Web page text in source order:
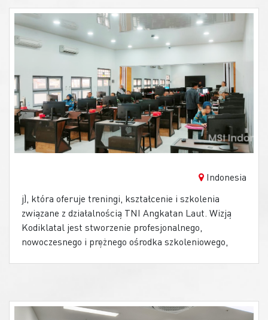
Indonesia
j), która oferuje treningi, kształcenie i szkolenia
związane z działalnością TNI Angkatan Laut. Wizją
Kodiklatal jest stworzenie profesjonalnego,
nowoczesnego i prężnego ośrodka szkoleniowego,
i treningów zakupiono szereg komputerów typu All-
in-One z serii MSI PRO AP242, jako urządzenia, które